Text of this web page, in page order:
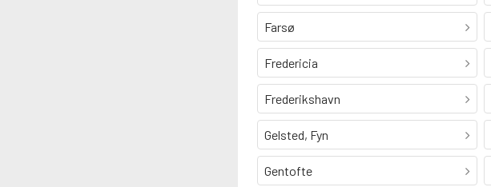
Farsø
Fredericia
Frederikshavn
Gelsted, Fyn
Gentofte